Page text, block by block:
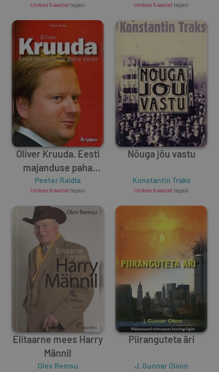
Umbes 5 aastattagasi Umbes 5 aastattagasi
Oliver Kruuda. Eesti
majanduse paha
poiss.
Peeter Raidla
Umbes 6 aastattagasi
Nõuga jõu vastu
Konstantin Traks
Umbes 6 aastattagasi
Elitaarne mees Harry
Männil
Olev Remsu
Piiranguteta äri
J. Gunnar Olson